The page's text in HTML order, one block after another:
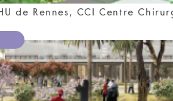
de Rennes, CCI Centre